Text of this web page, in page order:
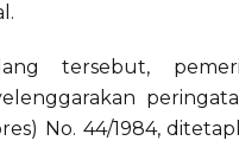
tersebut,
No. 44/1984,